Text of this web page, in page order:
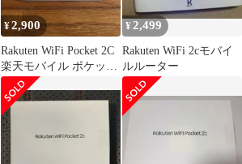
¥2,900
Rakuten WiFi Pocket 2C
楽天モバイル ポケット
WiFi
¥ 2,499
Rakuten WiFi 2cモバイ
ルルーター